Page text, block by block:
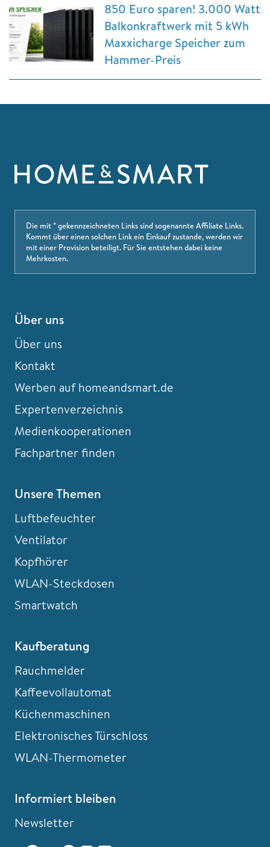
850 Euro sparen! 3.000 Watt
Balkonkraftwerk mit 5 kWh
Maxxicharge Speicher zum
Hammer-Preis
Die mit * gekennzeichneten Links sind sogenannte Affiliate Links.
Kommt über einen solchen Link ein Einkauf zustande, werden wir
mit einer Provision beteiligt. Für Sie entstehen dabei keine
Mehrkosten.
Über uns
Über uns
Kontakt
Werben auf homeandsmart.de
Expertenverzeichnis
Medienkooperationen
Fachpartner finden
Unsere Themen
Luftbefeuchter
Ventilator
Kopfhörer
WLAN-Steckdosen
Smartwatch
Kaufberatung
Rauchmelder
Kaffeevollautomat
Küchenmaschinen
Elektronisches Türschloss
WLAN-Thermometer
Informiert bleiben
Newsletter